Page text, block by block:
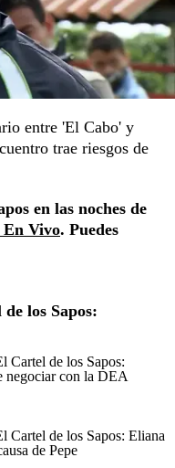
entre 'El Cabo' y
trae riesgos de
en las noches de
En Vivo. Puedes
los Sapos:
Cartel de los Sapos:
negociar con la DEA
Cartel de los Sapos: Eliana
de Pepe